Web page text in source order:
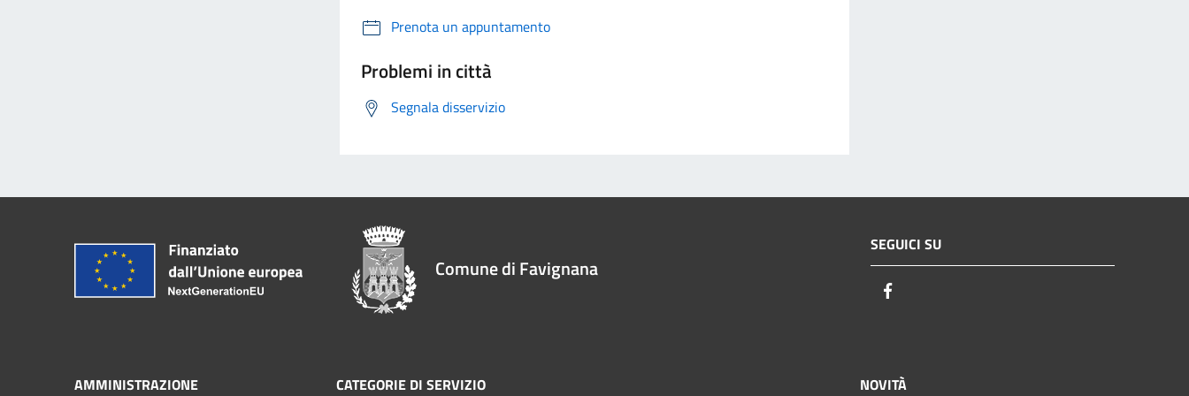
Prenota un appuntamento
Problemi in città
Segnala disservizio
Comune di Favignana
SEGUICI SU
AMMINISTRAZIONE CATEGORIE DI SERVIZIO NOVITÀ